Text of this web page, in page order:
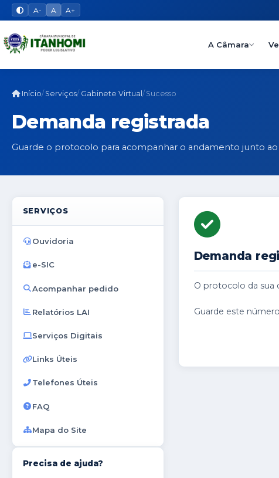
A- A A+
A Câmara
Início Serviços Gabinete Virtual Sucesso
Demanda registrada
Guarde o protocolo para acompanhar o andamento junto
SERVIÇOS
Ouvidoria
e-SIC
Acompanhar pedido
Relatórios LAI
Serviços Digitais
Links Úteis
Telefones Úteis
FAQ
Mapa do Site
Precisa de ajuda?
Demanda
O protocolo da sua
Guarde este